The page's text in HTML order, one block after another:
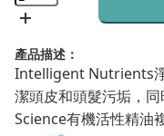
Conditioner
化
抗
氧
護
產品描述：
Intelligent Nutrients淨
潔頭皮和頭髮污垢，
Science有機活性精油